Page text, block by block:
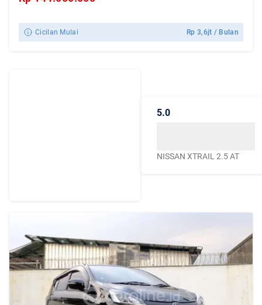
Cicilan Mulai Rp3,6jt / Bulan
5.0
NISSAN XTRAIL 2.5 AT